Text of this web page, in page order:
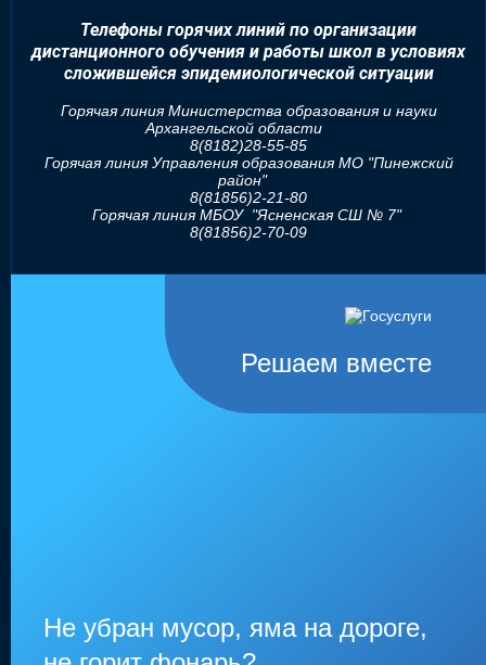
Телефоны горячих линий по организации
дистанционного обучения и работы школ в условиях
сложившейся эпидемиологической ситуации
Горячая линия Министерства образования и науки
Архангельской области
8(8182)28-55-85
Горячая линия Управления образования МО "Пинежский
район"
8(81856)2-21-80
Горячая линия МБОУ "Ясненская СШ № 7"
8(81856)2-70-09
Решаем вместе
Не убран мусор, яма на дороге,